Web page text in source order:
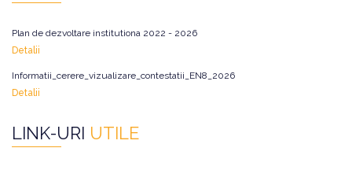
Plan de dezvoltare institutiona 2022 - 2026
Detalii
Informatii_cerere_vizualizare_contestatii_EN8_2026
Detalii
LINK-URI UTILE